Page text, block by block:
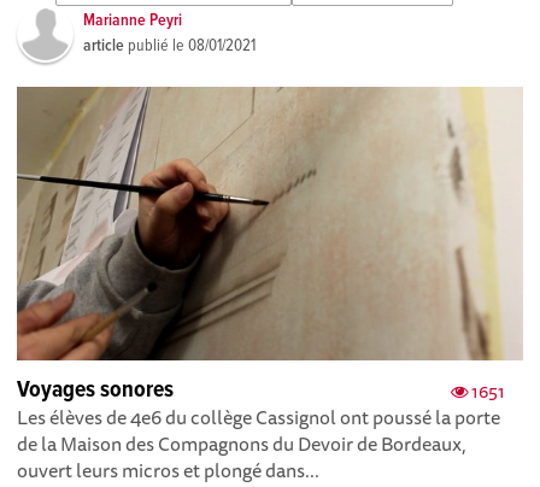
Marianne Peyri
article publié le08/01/2021
1651
Voyages sonores
Les élèves de 4e6 du collège Cassignol ont poussé la porte
de la Maison des Compagnons du Devoir de Bordeaux,
ouvert leurs micros et plongé dans...